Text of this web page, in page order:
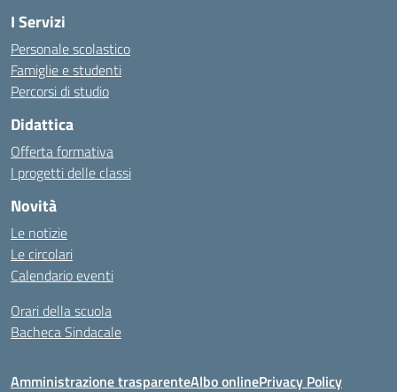
I Servizi
Personale scolastico
Famiglie e studenti
Percorsi di studio
Didattica
Offerta formativa
I progetti delle classi
Novità
Le notizie
Le circolari
Calendario eventi
Orari della scuola
Bacheca Sindacale
Amministrazione trasparenteAlbo onlinePrivacy Policy